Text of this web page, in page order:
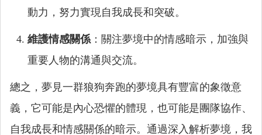
動力，努力實現自我成長和突破。
維護情感關係：關注夢境中的情感暗示，加強與
重要人物的溝通與交流。
總之，夢見一群狼狗奔跑的夢境具有豐富的象徵意
義，它可能是內心恐懼的體現，也可能是團隊協作、
自我成長和情感關係的暗示。通過深入解析夢境，我